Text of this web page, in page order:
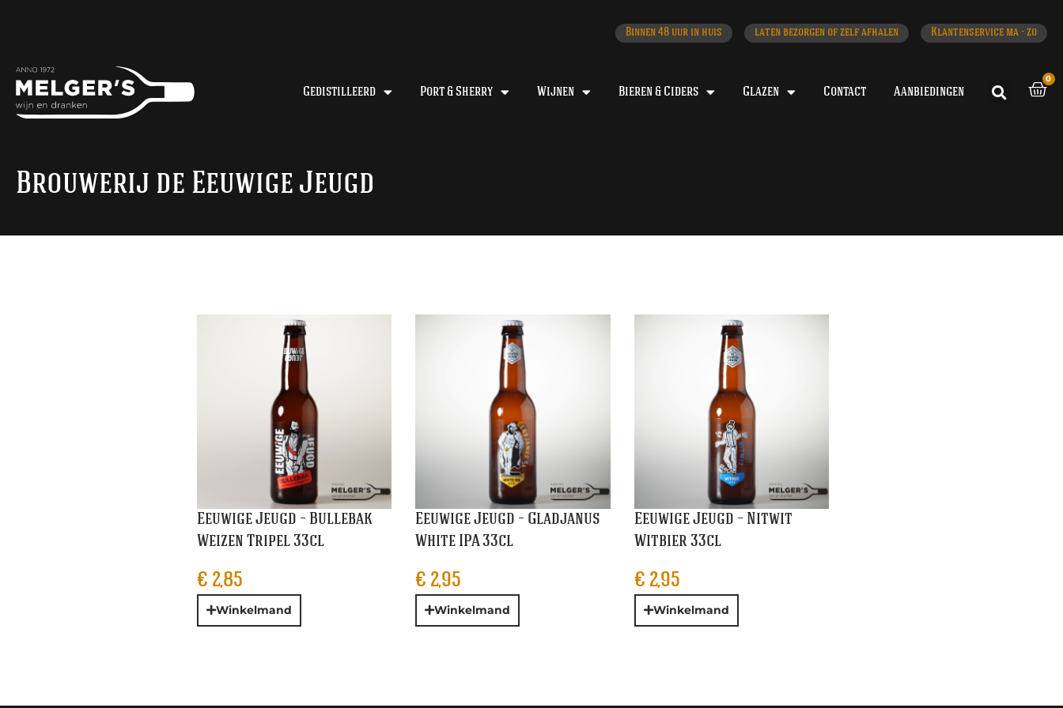
Binnen 48 uur in huis laten bezorgen of zelf afhalen Klantenservice ma - zo
Gedistilleerd Port & Sherry Wijnen Bieren & Ciders Glazen Contact Aanbiedingen
0
Brouwerij de Eeuwige Jeugd
Eeuwige Jeugd – Bullebak
Weizen Tripel 33cl
€ 2,85
Winkelmand
Eeuwige Jeugd – Gladjanus
White IPA 33cl
€ 2,95
Winkelmand
Eeuwige Jeugd – Nitwit
Witbier 33cl
€ 2,95
Winkelmand